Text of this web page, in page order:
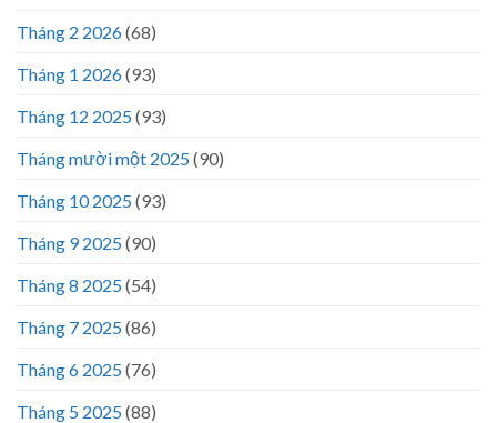
Tháng 2 2026(68)
Tháng 1 2026(93)
Tháng 12 2025(93)
Tháng mười một 2025(90)
Tháng 10 2025(93)
Tháng 9 2025(90)
Tháng 8 2025(54)
Tháng 7 2025(86)
Tháng 6 2025(76)
Tháng 5 2025(88)